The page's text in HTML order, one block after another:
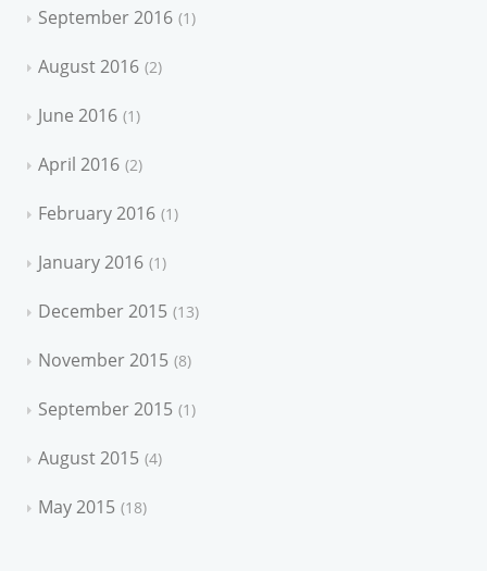
September 2016 1
August 2016 2
June 2016 1
April 2016 2
February 2016 1
January 2016 1
December 2015 13
November 2015 8
September 2015 1
August 2015 4
May 2015 18